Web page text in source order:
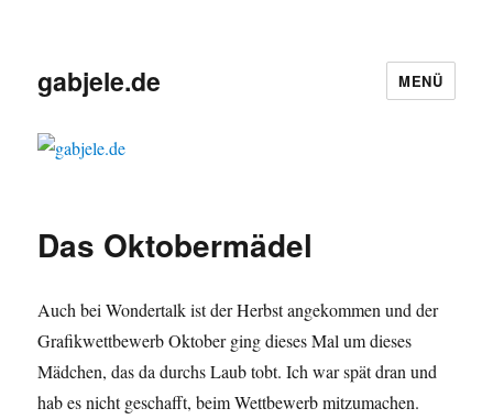
gabjele.de MENÜ
Das Oktobermädel
Auch bei Wondertalk ist der Herbst angekommen und der
Grafikwettbewerb Oktober ging dieses Mal um dieses
Mädchen, das da durchs Laub tobt. Ich war spät dran und
hab es nicht geschafft, beim Wettbewerb mitzumachen.